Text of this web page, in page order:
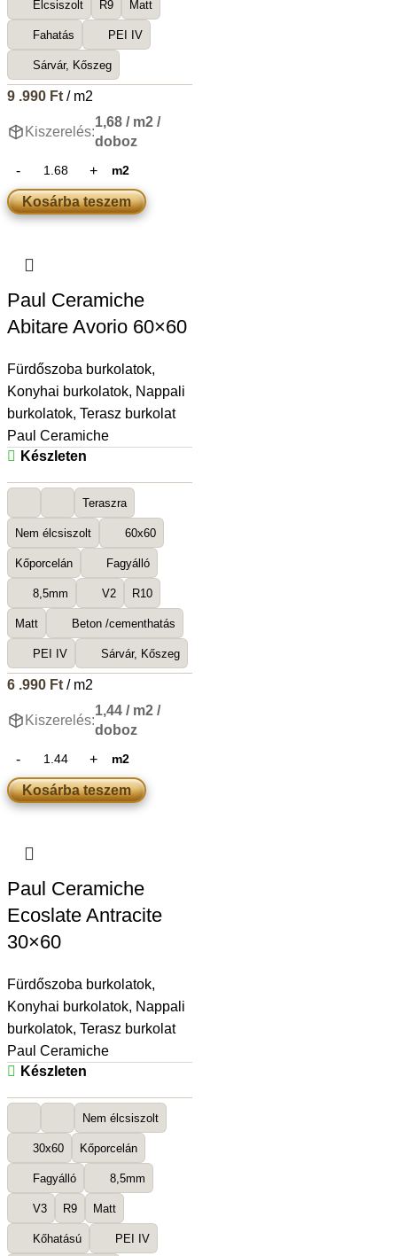
Élcsiszolt R9 Matt
Fahatás PEI IV
Sárvár, Kőszeg
9 .990 Ft/ m2
Kiszerelés:
1,68 / m2 /
doboz
m2
Kosárba teszem
Paul Ceramiche
Abitare Avorio 60×60
Fürdőszoba burkolatok,
Konyhai burkolatok, Nappali
burkolatok, Terasz burkolat
Paul Ceramiche
Készleten
Teraszra
Nem élcsiszolt 60x60
Kőporcelán Fagyálló
8,5mm V2 R10
Matt Beton /cementhatás
PEI IV Sárvár, Kőszeg
6 .990 Ft/ m2
Kiszerelés:
1,44 / m2 /
doboz
m2
Kosárba teszem
Paul Ceramiche
Ecoslate Antracite
30×60
Fürdőszoba burkolatok,
Konyhai burkolatok, Nappali
burkolatok, Terasz burkolat
Paul Ceramiche
Készleten
Nem élcsiszolt
30x60 Kőporcelán
Fagyálló 8,5mm
V3 R9 Matt
Kőhatású PEI IV